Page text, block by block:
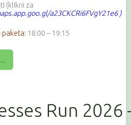
(klikni za
a23CKCRi6FVgY21e6)
paketa: 18:00 – 19:15
Run 2026